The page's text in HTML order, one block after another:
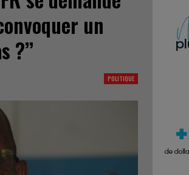
un
POLITIQUE